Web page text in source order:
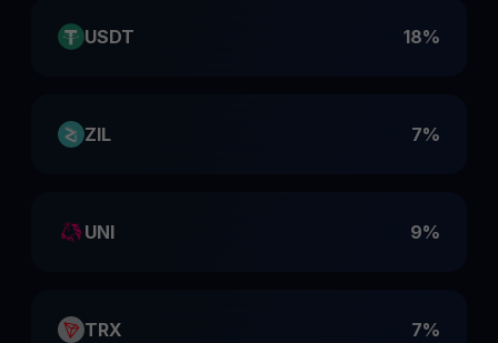
USDT 18%
ZIL 7%
UNI 9%
TRX 7%